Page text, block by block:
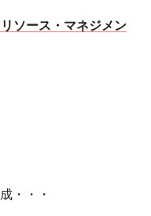
ソース・マネジメン
・・・